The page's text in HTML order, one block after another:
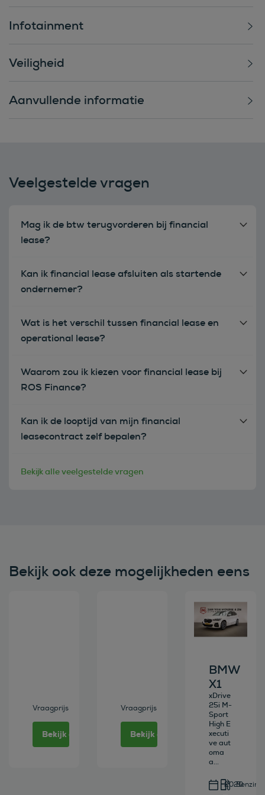
Infotainment
Veiligheid
Aanvullende informatie
Veelgestelde vragen
Mag ik de btw terugvorderen bij financial
lease?
Kan ik financial lease afsluiten als startende
ondernemer?
Wat is het verschil tussen financial lease en
operational lease?
Waarom zou ik kiezen voor financial lease bij
ROS Finance?
Kan ik de looptijd van mijn financial
leasecontract zelf bepalen?
Bekijk alle veelgestelde vragen
Bekijk ook deze mogelijkheden eens
Vraagprijs
Bekijk deze auto
Vraagprijs
Bekijk deze auto
Bekijk deze
BMW
X1
xDrive
25i M-
Sport
High E
xecuti
ve aut
oma
a...
2020Benzine